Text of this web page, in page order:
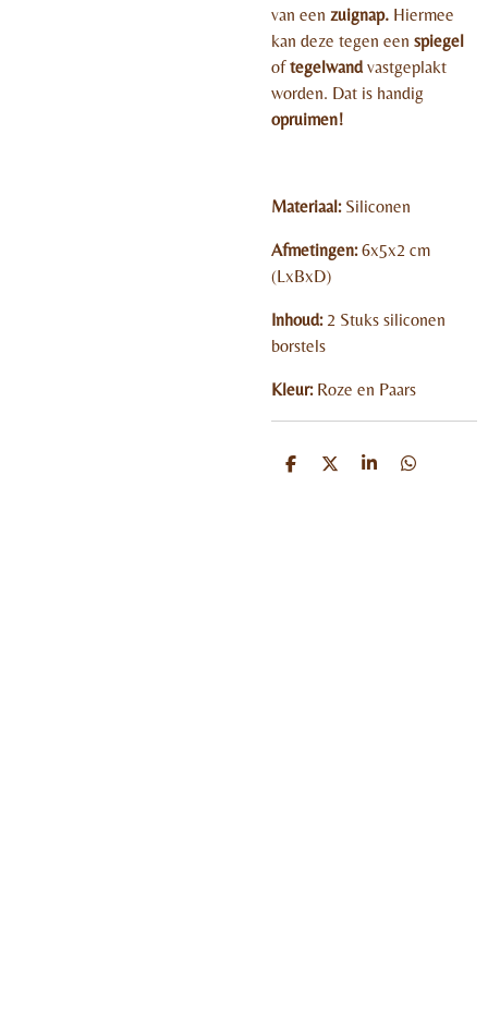
van een zuignap. Hiermee
kan deze tegen een spiegel
oftegelwandvastgeplakt
worden. Dat is handig
opruimen!
Materiaal:Siliconen
Afmetingen:6x5x2 cm
(LxBxD)
Inhoud:2 Stuks siliconen
borstels
Kleur:Roze en Paars
D
D
S
D